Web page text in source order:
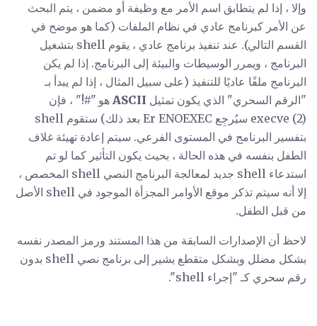
وإلا ، إذا لم يتطابق اسم الأمر مع وظيفة أو مضمن ، يتم البحث
عن الأمر كبرنامج عادي في نظام الملفات (كما هو موضح في
القسم التالي). عند تنفيذ برنامج عادي ، يقوم shell بتشغيل
البرنامج ، ويمرر الوسيطات والبيئة إلى البرنامج. إذا لم يكن
البرنامج ملفًا عاديًا للتنفيذ (على سبيل المثال ، إذا لم يبدأ بـ
"الرقم السحري" الذي يكون تمثيل ASCII هو "#!" ، فإن
execve (2) سيُرجِع Er ENOEXEC بعد ذلك) ستقوم shell
بتفسير البرنامج في المستوى الفرعي. سيتم إعادة تهيئة غلاف
الطفل بنفسه في هذه الحالة ، بحيث يكون التأثير كما لو تم
استدعاء shell جديد لمعالجة البرنامج النصي shell المخصص ،
إلا أنه سيتم تذكر موقع الأوامر المجزأة الموجود في shell الأصل
من قبل الطفل.
لاحظ أن الإصدارات السابقة من هذا المستند ورمز المصدر نفسه
بشكل مضلل وبشكل متقطع يشير إلى برنامج نصي shell بدون
رقم سحري كـ "إجراء shell".